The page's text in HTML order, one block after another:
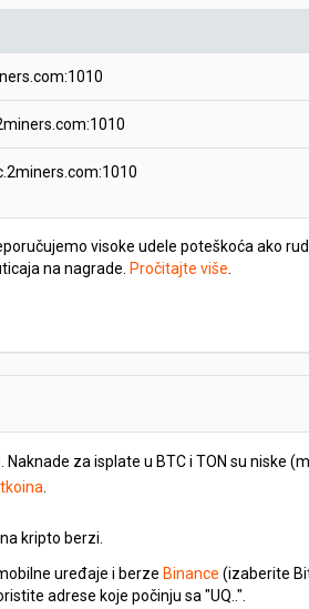
visoke udele poteškoća ako
na nagrade. Pročitajte više
za isplate u BTC i TON su niske
kripto berzi.
uređaje i berze Binance (izaberite
adrese koje počinju sa "UQ..".